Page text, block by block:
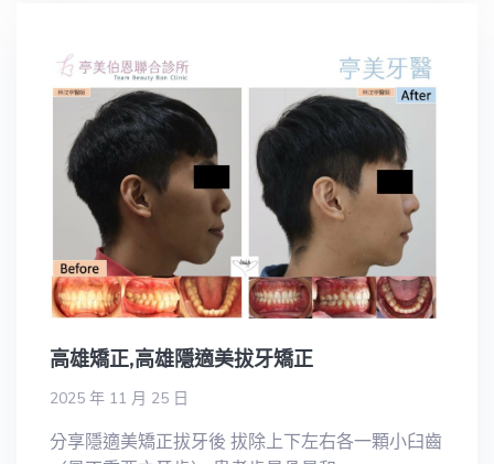
高雄矯正,高雄隱適美拔牙矯正
2025 年 11 月 25 日
分享隱適美矯正拔牙後 拔除上下左右各一顆小臼齒